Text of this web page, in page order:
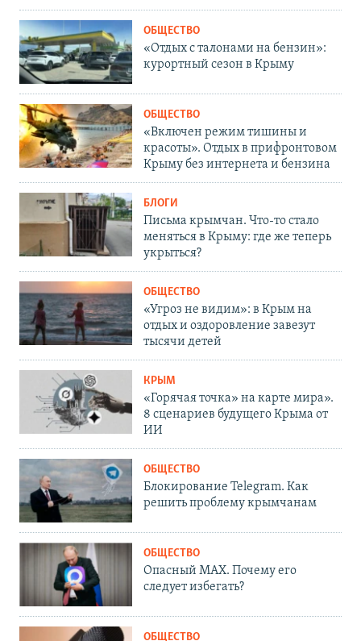
ОБЩЕСТВО
«Отдых с талонами на бензин»:
курортный сезон в Крыму
ОБЩЕСТВО
«Включен режим тишины и
красоты». Отдых в прифронтовом
Крыму без интернета и бензина
БЛОГИ
Письма крымчан. Что-то стало
меняться в Крыму: где же теперь
укрыться?
ОБЩЕСТВО
«Угроз не видим»: в Крым на
отдых и оздоровление завезут
тысячи детей
КРЫМ
«Горячая точка» на карте мира».
8 сценариев будущего Крыма от
ИИ
ОБЩЕСТВО
Блокирование Telegram. Как
решить проблему крымчанам
ОБЩЕСТВО
Опасный MAX. Почему его
следует избегать?
ОБЩЕСТВО